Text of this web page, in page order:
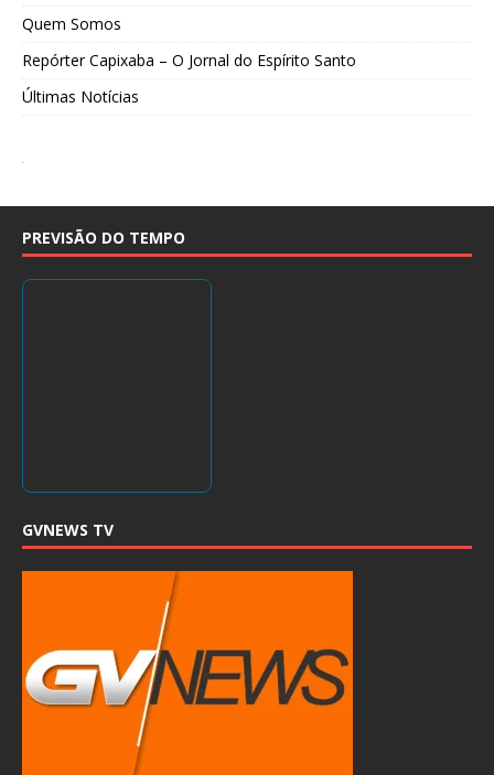
Quem Somos
Repórter Capixaba – O Jornal do Espírito Santo
Últimas Notícias
PREVISÃO DO TEMPO
GVNEWS TV